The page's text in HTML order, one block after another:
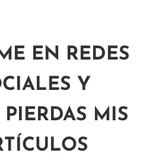
EN REDES
Y
MIS